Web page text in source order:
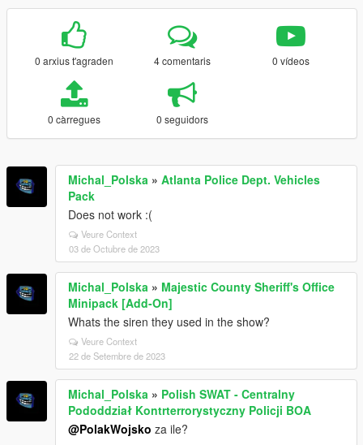
0 arxius t'agraden 4 comentaris 0 vídeos
0 càrregues 0 seguidors
Michal_Polska » Atlanta Police Dept. Vehicles
Pack
Does not work :(
Veure Context
03 de Octubre de 2023
Michal_Polska » Majestic County Sheriff's Office
Minipack [Add-On]
Whats the siren they used in the show?
Veure Context
22 de Setembre de 2023
Michal_Polska » Polish SWAT - Centralny
Pododdział Kontrterrorystyczny Policji BOA
@PolakWojsko za ile?